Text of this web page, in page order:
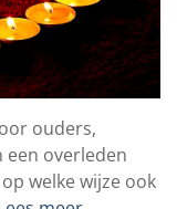
ouders,
een overleden
welke wijze ook